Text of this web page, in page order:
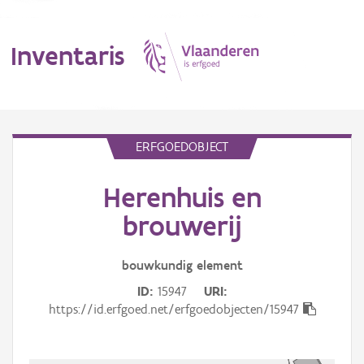
Inventaris
ERFGOEDOBJECT
Herenhuis en
brouwerij
bouwkundig element
ID 15947
URI
https://id.erfgoed.net/erfgoedobjecten/15947